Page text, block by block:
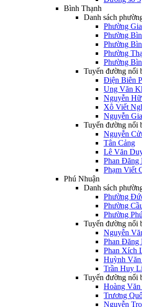
Bình Thạnh
Danh sách
Phường
Phường
Phường
Phường
Phường
Tuyến đường nổi
Điện Biên
Ung Văn
Nguyễn
Xô Viết
Nguyễn
Tuyến đường nổi
Nguyễn
Tân Cảng
Lê Văn
Phan Đăng
Phạm Viết
Phú Nhuận
Danh sách
Phường
Phường
Phường
Tuyến đường nổi
Nguyễn
Phan Đăng
Phan Xích
Huỳnh Văn
Trần Huy
Tuyến đường nổi
Hoàng Văn
Trương
Nguyễn